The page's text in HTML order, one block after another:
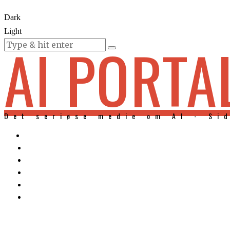
Dark
Light
KURSER
AI
Det seriøse medie om AI -